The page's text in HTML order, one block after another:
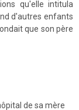
qu'elle intitula
d'autres enfants
que son père
de sa mère